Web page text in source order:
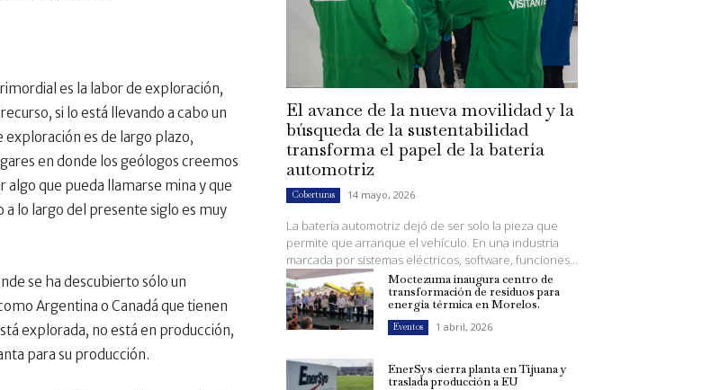
es la labor de exploración,
si lo está llevando a cabo un
exploración es de largo plazo,
en donde los geólogos creemos
que pueda llamarse mina y que
lo largo del presente siglo es muy
se ha descubierto sólo un
Argentina o Canadá que tienen
explorada, no está en producción,
para su producción.
El avance de la nueva movilidad y la
búsqueda de la sustentabilidad
transforma el papel de la batería
automotriz
Coberturas 14 mayo, 2026
La batería automotriz dejó de ser solo la pieza que
permite que arranque el vehículo. En una industria
marcada por sistemas eléctricos, software, funciones...
Moctezuma inaugura centro de
transformación de residuos para
energía térmica en Morelos.
Eventos 1 abril, 2026
EnerSys cierra planta en Tijuana y
traslada producción a EU